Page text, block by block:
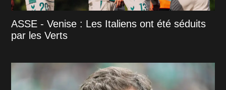
ASSE - Venise : Les Italiens ont été séduits
par les Verts